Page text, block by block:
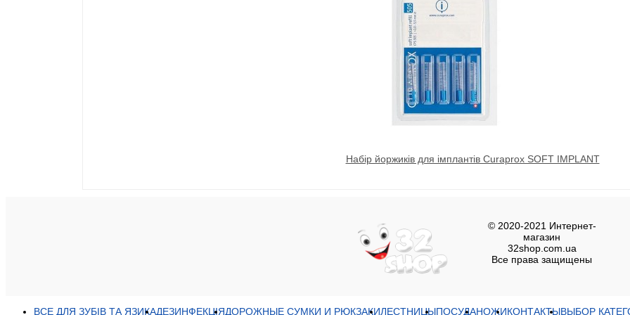
Набір йоржиків для імплантів Curaprox SOFT IMPLANT
© 2020-2021 Интернет-
магазин
32shop.com.ua
Все права защищены
ВСЕ ДЛЯ ЗУБІВ ТА ЯЗИКАДЕЗИНФЕКЦІЯДОРОЖНЫЕ СУМКИ И РЮКЗАКИЛЕСТНИЦЫПОСУДАНОЖИКОНТАКТЫВЫБОР